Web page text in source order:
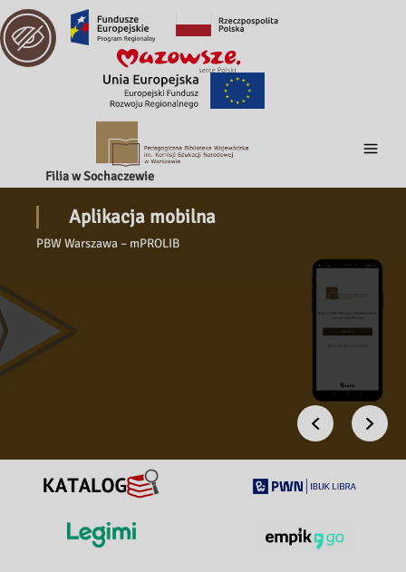
Filia w Sochaczewie
Aplikacja mobilna
PBW Warszawa – mPROLIB
Previous Next